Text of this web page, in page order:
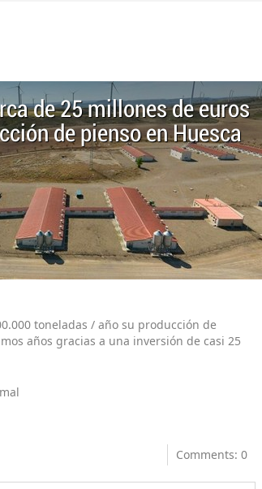
de 25 millones de euros
de pienso en Huesca
toneladas / año su producción de
años gracias a una inversión de casi 25
Comments: 0